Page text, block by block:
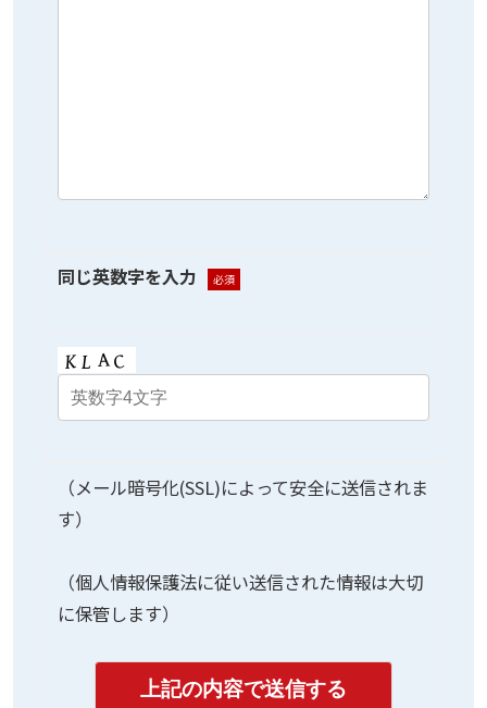
同じ英数字を入力 必須
（メール暗号化(SSL)によって安全に送信されま
す）
（個人情報保護法に従い送信された情報は大切
に保管します）